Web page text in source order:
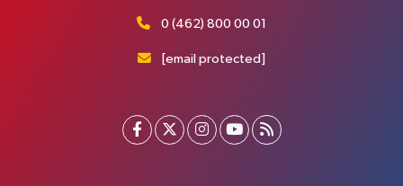
0 (462) 800 00 01
[email protected]